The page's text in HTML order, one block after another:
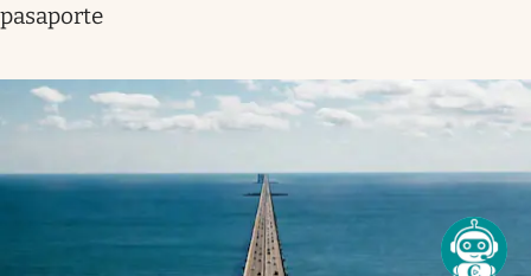
pasaporte